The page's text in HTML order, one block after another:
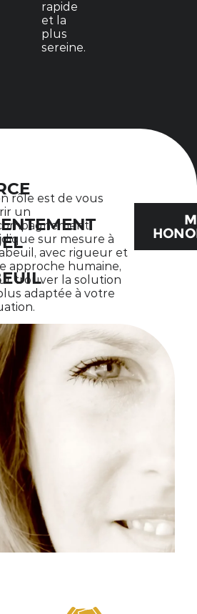
rapide
et la
plus
sereine.
rôle est de vous
un
sur mesure à
avec rigueur et
approche humaine,
trouver la solution
adaptée à votre